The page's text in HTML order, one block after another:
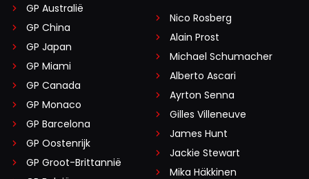
GP Australië
GP China
GP Japan
GP Miami
GP Canada
GP Monaco
GP Barcelona
GP Oostenrijk
GP Groot-Brittannië
Nico Rosberg
Alain Prost
Michael Schumacher
Alberto Ascari
Ayrton Senna
Gilles Villeneuve
James Hunt
Jackie Stewart
Mika Häkkinen